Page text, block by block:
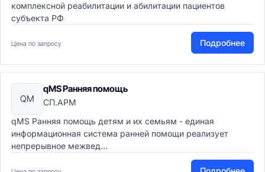
комплексной реабилитации и абилитации пациентов
субъекта РФ
Цена по запросу Подробнее
QM
qMS Ранняя помощь
СП.АРМ
qMS Ранняя помощь детям и их семьям - единая
информационная система ранней помощи реализует
непрерывное межвед...